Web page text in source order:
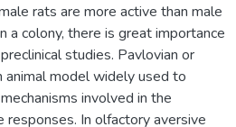
rats are more active than male
a colony, there is great importance
studies. Pavlovian or
animal model widely used to
involved in the
In olfactory aversive